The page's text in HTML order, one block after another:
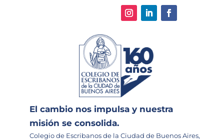
El cambio nos impulsa y nuestra
misión se consolida.
Colegio de Escribanos de la Ciudad de Buenos Aires,